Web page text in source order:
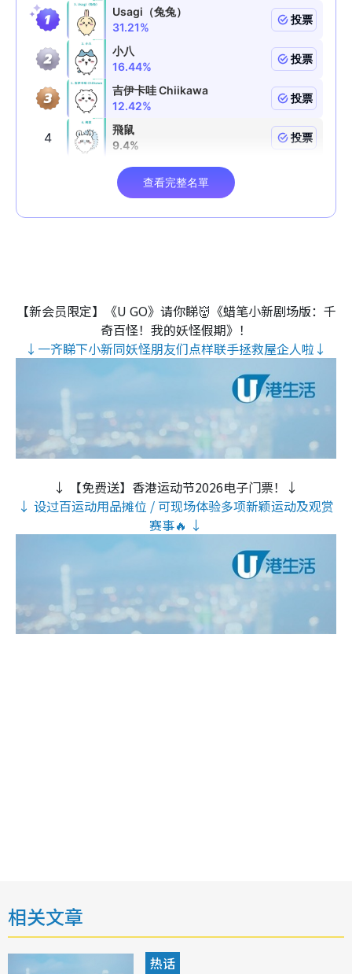
【新会员限定】《U GO》请你睇👹《蜡笔小新剧场版：千
奇百怪！我的妖怪假期》！
↓一齐睇下小新同妖怪朋友们点样联手拯救屋企人啦↓
↓ 【免费送】香港运动节2026电子门票！↓
↓ 设过百运动用品摊位 / 可现场体验多项新颖运动及观赏
赛事🔥 ↓
相关文章
热话